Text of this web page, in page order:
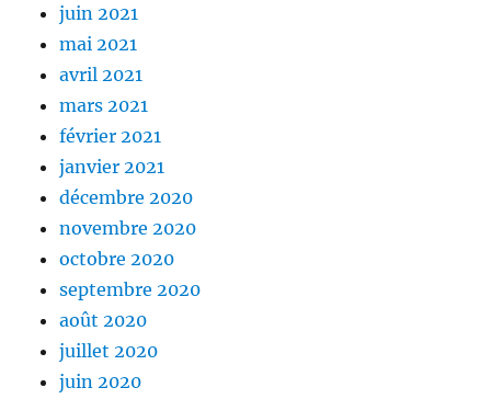
juin 2021
mai 2021
avril 2021
mars 2021
février 2021
janvier 2021
décembre 2020
novembre 2020
octobre 2020
septembre 2020
août 2020
juillet 2020
juin 2020